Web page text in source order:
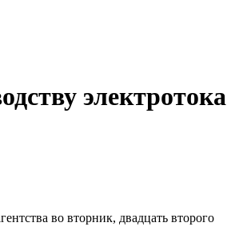
электротока
во вторник, двадцать второго